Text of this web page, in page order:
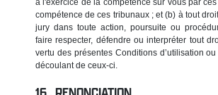
à l'exercice de la compétence sur vous par
compétence de ces tribunaux ; et (b) à tout
jury dans toute action, poursuite ou
faire respecter, défendre ou interpréter tout
vertu des présentes Conditions d’utilisation
découlant de ceux-ci.